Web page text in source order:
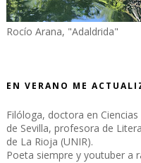
Rocío Arana, "Adaldrida"
EN VERANO ME
Filóloga, doctora en
de Sevilla, profesora de
de La Rioja (UNIR).
Poeta siempre y youtuber a